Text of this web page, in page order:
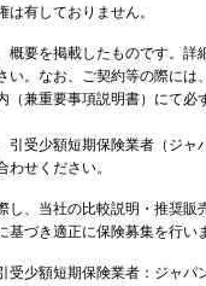
は有しておりません。
概要を掲載したものです。詳
い。なお、ご契約等の際には
（兼重要事項説明書）にて必
引受少額短期保険業者（ジャ
わせください。
し、当社の比較説明・推奨販
基づき適正に保険募集を行い
受少額短期保険業者：ジャパ